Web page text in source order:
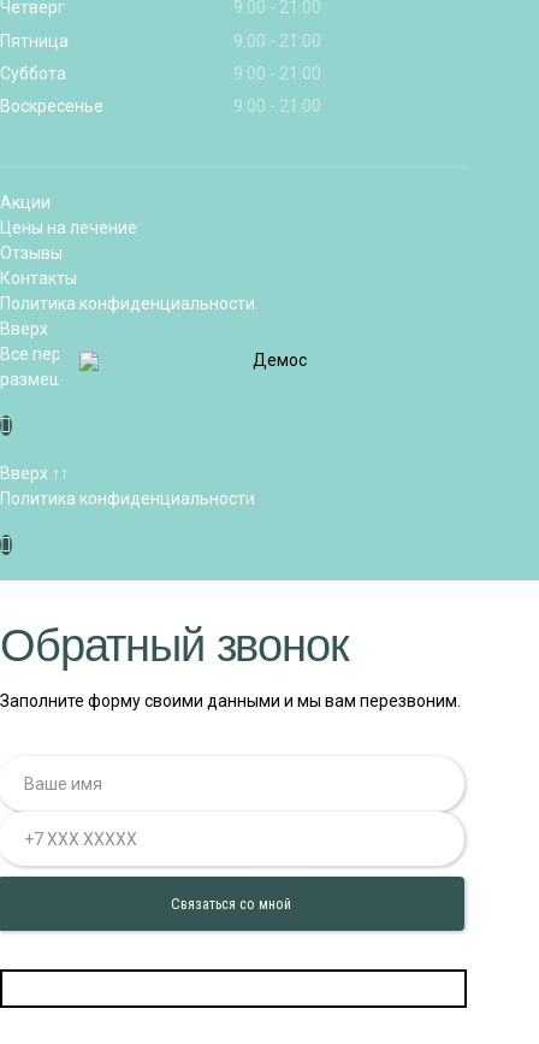
Четверг
9:00 - 21:00
Пятница
9:00 - 21:00
Суббота
9:00 - 21:00
Воскресенье
9:00 - 21:00
Акции
Цены на лечение
Отзывы
Контакты
Политика конфиденциальности
Вверх
Все персональные данные и фотографии сотрудников,
размещенные на сайте, предоставлены с их согласия
Вверх ↑↑
Политика конфиденциальности
Обратный звонок
Заполните форму своими данными и мы вам перезвоним.